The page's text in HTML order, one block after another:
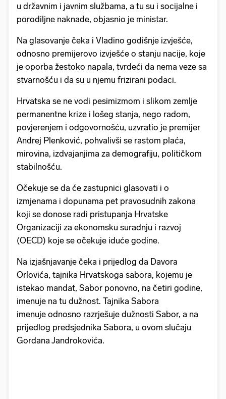
u državnim i javnim službama, a tu su i socijalne i
porodiljne naknade, objasnio je ministar.
Na glasovanje čeka i Vladino godišnje izvješće,
odnosno premijerovo izvješće o stanju nacije, koje
je oporba žestoko napala, tvrdeći da nema veze sa
stvarnošću i da su u njemu frizirani podaci.
Hrvatska se ne vodi pesimizmom i slikom zemlje
permanentne krize i lošeg stanja, nego radom,
povjerenjem i odgovornošću, uzvratio je premijer
Andrej Plenković, pohvalivši se rastom plaća,
mirovina, izdvajanjima za demografiju, političkom
stabilnošću.
Očekuje se da će zastupnici glasovati i o
izmjenama i dopunama pet pravosudnih zakona
koji se donose radi pristupanja Hrvatske
Organizaciji za ekonomsku suradnju i razvoj
(OECD) koje se očekuje iduće godine.
Na izjašnjavanje čeka i prijedlog da Davora
Orlovića, tajnika Hrvatskoga sabora, kojemu je
istekao mandat, Sabor ponovno, na četiri godine,
imenuje na tu dužnost. Tajnika Sabora
imenuje odnosno razrješuje dužnosti Sabor, a na
prijedlog predsjednika Sabora, u ovom slučaju
Gordana Jandrokovića.